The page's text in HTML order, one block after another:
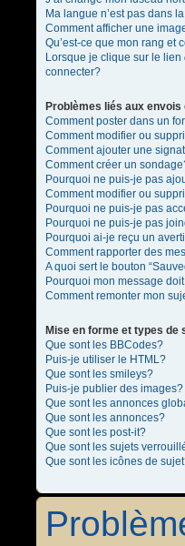
Ma langue n’est pas dans
Comment afficher une
Qu’est-ce que mon rang et
Lorsque je clique sur le lien
connecter?
Problèmes liés aux envois
Comment poster dans un
Comment modifier ou
Comment ajouter une
Comment créer un
Pourquoi ne puis-je pas
Comment modifier ou
Pourquoi ne puis-je pas
Pourquoi ne puis-je pas
Pourquoi ai-je reçu un
Comment rapporter des
A quoi sert le bouton
Pourquoi mon message
Comment remonter mon
Mise en forme et types de
Que sont les BBCodes?
Puis-je utiliser le HTML?
Que sont les smileys?
Puis-je publier des images?
Que sont les annonces
Que sont les annonces?
Que sont les post-it?
Que sont les sujets
Que sont les icônes de